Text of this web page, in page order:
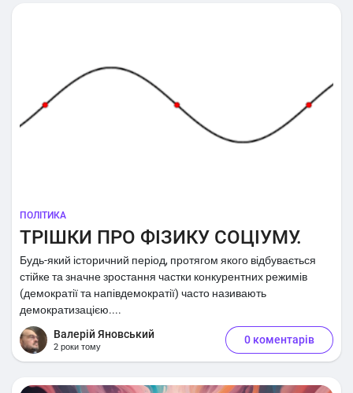
ПОЛІТИКА
ТРІШКИ ПРО ФІЗИКУ СОЦІУМУ.
Будь-який історичний період, протягом якого відбувається
стійке та значне зростання частки конкурентних режимів
(демократії та напівдемократії) часто називають
демократизацією....
Валерій Яновський
2 роки тому
0 коментарів